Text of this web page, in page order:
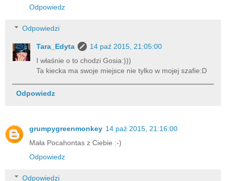
Odpowiedz
Odpowiedzi
Tara_Edyta
14 paź 2015, 21:05:00
I właśnie o to chodzi Gosia:)))
Ta kiecka ma swoje miejsce nie tylko w mojej szafie:D
Odpowiedz
grumpygreenmonkey 14 paź 2015, 21:16:00
Mała Pocahontas z Ciebie :-)
Odpowiedz
Odpowiedzi